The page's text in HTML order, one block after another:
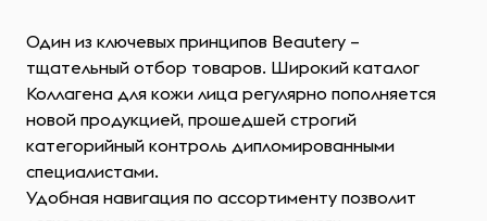
Один из ключевых принципов Beautery –
тщательный отбор товаров. Широкий каталог
Коллагена для кожи лица регулярно пополняется
новой продукцией, прошедшей строгий
категорийный контроль дипломированными
специалистами.
Удобная навигация по ассортименту позволит